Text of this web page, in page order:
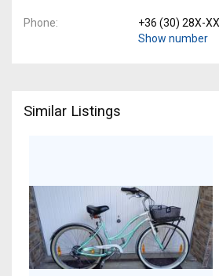
Phone
+36 (30) 28X-
Show number
Similar Listings